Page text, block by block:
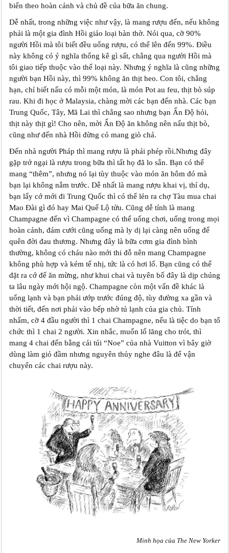
biến theo hoàn cảnh và chủ đề của bữa ăn chung.
Dễ nhất, trong những việc như vậy, là mang rượu đến, nếu không
phải là một gia đình Hồi giáo loại bàn thờ. Nói qua, cỡ 90%
người Hồi mà tôi biết đều uống rượu, có thể lên đến 99%. Điều
này không có ‎ý nghĩa thống kê gì sất, chẳng qua người Hồi mà
tôi giao tiếp thuộc vào thể loại này. Nhưng ý nghĩa là cũng những
người bạn Hồi này, thì 99% không ăn thịt heo. Con tôi, chẳng
hạn, chỉ biết nấu có mỗi một món, là món Pot au feu, thịt bò súp
rau. Khi đi học ở Malaysia, chàng mời các bạn đến nhà. Các bạn
Trung Quốc, Tây, Mã Lai thì chẳng sao nhưng bạn Ấn Độ hỏi,
thịt này thịt gì! Cho nên, mời Ấn Độ ăn không nên nấu thịt bò,
cũng như đến nhà Hồi đừng có mang giò chả.
Đến nhà người Pháp thì mang rượu là phải phép rồi.Nhưng đây
gặp trở ngại là rượu trong bữa thì tất họ đã lo sẵn. Bạn có thể
mang “thêm”, nhưng nó lại tùy thuộc vào món ăn hôm đó mà
bạn lại không nắm trước. Dễ nhất là mang rượu khai vị, thí dụ,
bạn lấy cớ mới đi Trung Quốc thì có thể lẻn ra chợ Tàu mua chai
Mao Đài gì đó hay Mai Quế Lộ tửu. Cũng dễ tính là mang
Champagne đến vì Champagne có thể uống chơi, uống trong mọi
hoàn cảnh, đám cưới cũng uống mà ly dị lại càng nên uống để
quên đời đau thương. Nhưng đây là bữa cơm gia đình bình
thường, không có cháu nào mới thi đỗ nên mang Champagne
không phù hợp và kém tế nhị, tức là có hơi lố. Bạn cũng có thể
đặt ra cớ để ăn mừng, như khui chai và tuyên bố đây là dịp chúng
ta lâu ngày mới hội ngộ. Champagne còn một vấn đề khác là
uống lạnh và bạn phải ướp trước đúng độ, tùy đường xa gần và
thời tiết, đến nơi phải vào bếp nhờ tủ lạnh của gia chủ. Tính
nhẩm, cỡ 4 đầu người thì 1 chai Champagne, nếu là tiệc do bạn tổ
chức thì 1 chai 2 người. Xin nhắc, muốn lố lăng cho trót, thì
mang 4 chai đến bằng cái túi “Noe” của nhà Vuitton vì bây giờ
dùng làm giỏ đầm nhưng nguyên thủy nghe đâu là để vận
chuyển các chai rượu này.
Minh họa của The New Yorker